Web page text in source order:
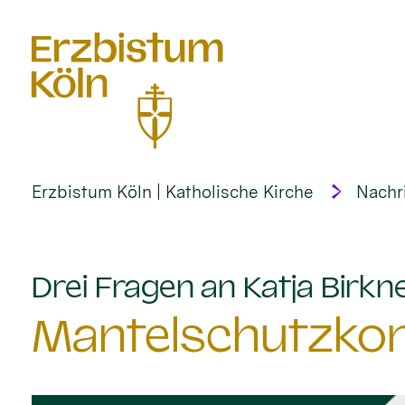
Erzbistum Köln | Katholische Kirche
Drei Fragen an Katja